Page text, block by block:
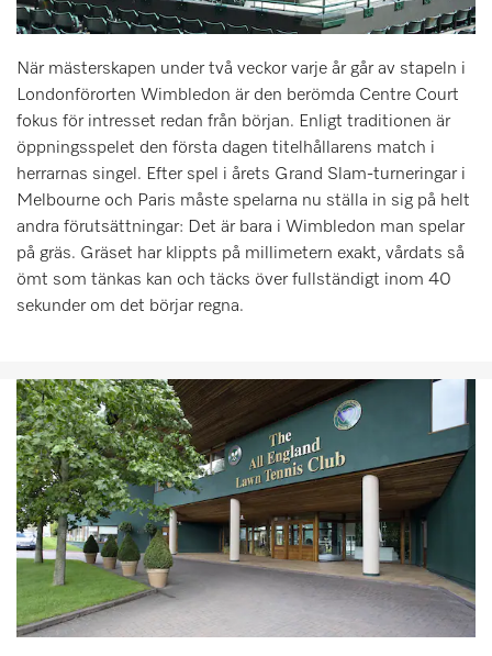
När mästerskapen under två veckor varje år går av stapeln i
Londonförorten Wimbledon är den berömda Centre Court
fokus för intresset redan från början. Enligt traditionen är
öppningsspelet den första dagen titelhållarens match i
herrarnas singel. Efter spel i årets Grand Slam-turneringar i
Melbourne och Paris måste spelarna nu ställa in sig på helt
andra förutsättningar: Det är bara i Wimbledon man spelar
på gräs. Gräset har klippts på millimetern exakt, vårdats så
ömt som tänkas kan och täcks över fullständigt inom 40
sekunder om det börjar regna.